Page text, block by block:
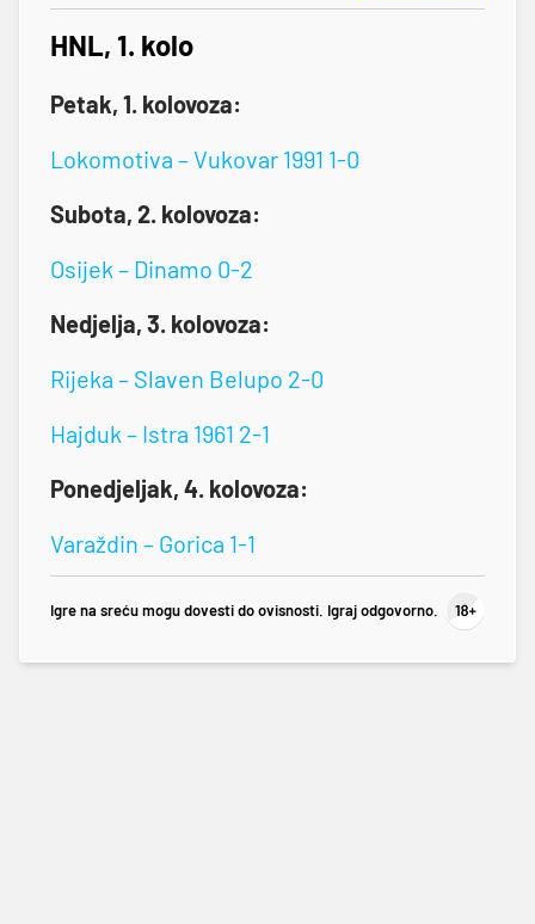
HNL, 1. kolo
Petak, 1. kolovoza:
Lokomotiva – Vukovar 1991 1-0
Subota, 2. kolovoza:
Osijek – Dinamo 0-2
Nedjelja, 3. kolovoza:
Rijeka – Slaven Belupo 2-0
Hajduk – Istra 1961 2-1
Ponedjeljak, 4. kolovoza:
Varaždin – Gorica 1-1
Igre na sreću mogu dovesti do ovisnosti. Igraj odgovorno.